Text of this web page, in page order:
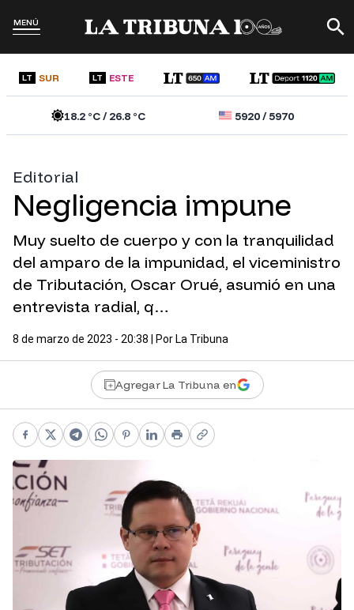
MENÚ
LT SUR LT ESTE
18.2°C /26.8°C 5920/5970
Editorial
Negligencia impune
Muy suelto de cuerpo y con la tranquilidad
del amparo de la impunidad, el viceministro
de Tributación, Oscar Orué, asumió en una
entrevista radial, q…
8 de marzo de 2023 - 20:38 | Por La Tribuna
Agregar La Tribuna en
Facebook
X Telegram
WhatsApp
Pinterest
LinkedIn
PrintCopy link